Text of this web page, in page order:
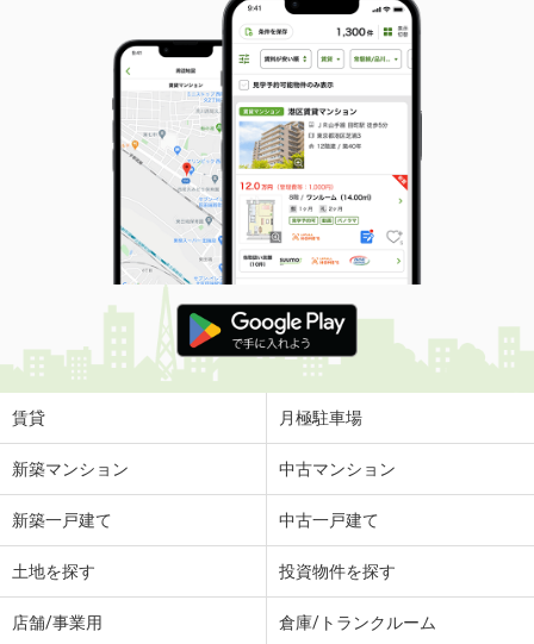
賃貸 月極駐車場
新築マンション 中古マンション
新築一戸建て 中古一戸建て
土地を探す 投資物件を探す
店舗/事業用 倉庫/トランクルーム